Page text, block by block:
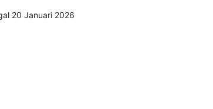
20 Januari 2026